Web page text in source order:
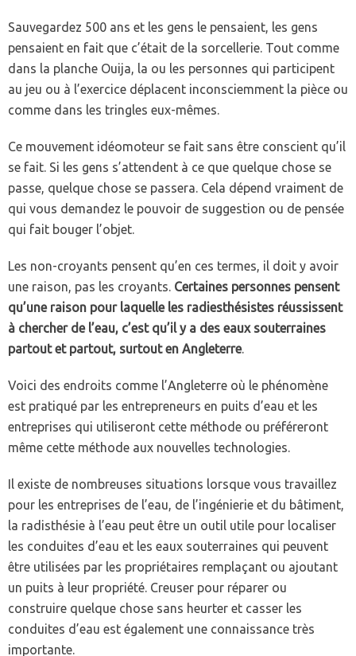
Sauvegardez 500 ans et les gens le pensaient, les gens
pensaient en fait que c’était de la sorcellerie. Tout comme
dans la planche Ouija, la ou les personnes qui participent
au jeu ou à l’exercice déplacent inconsciemment la pièce ou
comme dans les tringles eux-mêmes.
Ce mouvement idéomoteur se fait sans être conscient qu’il
se fait. Si les gens s’attendent à ce que quelque chose se
passe, quelque chose se passera. Cela dépend vraiment de
qui vous demandez le pouvoir de suggestion ou de pensée
qui fait bouger l’objet.
Les non-croyants pensent qu’en ces termes, il doit y avoir
une raison, pas les croyants. Certaines personnes pensent
qu’une raison pour laquelle les radiesthésistes réussissent
à chercher de l’eau, c’est qu’il y a des eaux souterraines
partout et partout, surtout en Angleterre.
Voici des endroits comme l’Angleterre où le phénomène
est pratiqué par les entrepreneurs en puits d’eau et les
entreprises qui utiliseront cette méthode ou préféreront
même cette méthode aux nouvelles technologies.
Il existe de nombreuses situations lorsque vous travaillez
pour les entreprises de l’eau, de l’ingénierie et du bâtiment,
la radisthésie à l’eau peut être un outil utile pour localiser
les conduites d’eau et les eaux souterraines qui peuvent
être utilisées par les propriétaires remplaçant ou ajoutant
un puits à leur propriété. Creuser pour réparer ou
construire quelque chose sans heurter et casser les
conduites d’eau est également une connaissance très
importante.